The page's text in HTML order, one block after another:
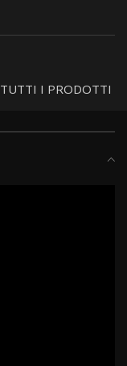
TUTTI I PRODOTTI